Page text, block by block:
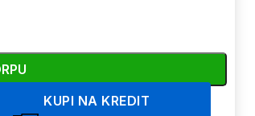
KUPI NA KREDIT